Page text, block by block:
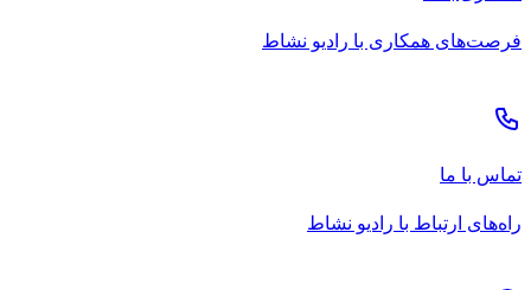
فرصت‌های همکاری با رادیو نشاط
تماس با ما
راه‌های ارتباط با رادیو نشاط